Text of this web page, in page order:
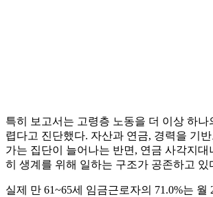
특히 보고서는 고령층 노동을 더 이상 하나
렵다고 진단했다. 자산과 연금, 경력을 기
가는 집단이 늘어나는 반면, 연금 사각지대
히 생계를 위해 일하는 구조가 공존하고 있
실제 만 61~65세 임금근로자의 71.0%는 월